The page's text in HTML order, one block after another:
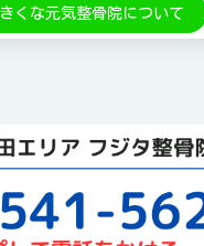
きくな元気整骨院について